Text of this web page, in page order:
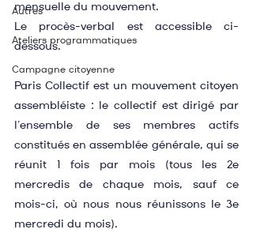
Autres
Ateliers programmatiques
Campagne citoyenne
mensuelle du mouvement.
Le procès-verbal est accessible ci-
dessous.
Paris Collectif est un mouvement citoyen
assembléiste : le collectif est dirigé par
l’ensemble de ses membres actifs
constitués en assemblée générale, qui se
réunit 1 fois par mois (tous les 2e
mercredis de chaque mois, sauf ce
mois-ci, où nous nous réunissons le 3e
mercredi du mois).